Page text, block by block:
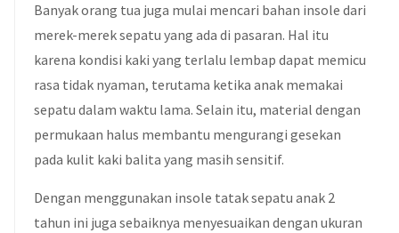
Banyak orang tua juga mulai mencari bahan insole dari
merek-merek sepatu yang ada di pasaran. Hal itu
karena kondisi kaki yang terlalu lembap dapat memicu
rasa tidak nyaman, terutama ketika anak memakai
sepatu dalam waktu lama. Selain itu, material dengan
permukaan halus membantu mengurangi gesekan
pada kulit kaki balita yang masih sensitif.
Dengan menggunakan insole tatak sepatu anak 2
tahun ini juga sebaiknya menyesuaikan dengan ukuran